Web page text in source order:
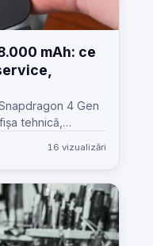
mAh: ce
4 Gen
tehnică,
16 vizualizări